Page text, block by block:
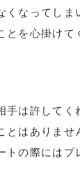
なってしま
とを心掛けて
手は許してく
とはありませ
トの際にはプ